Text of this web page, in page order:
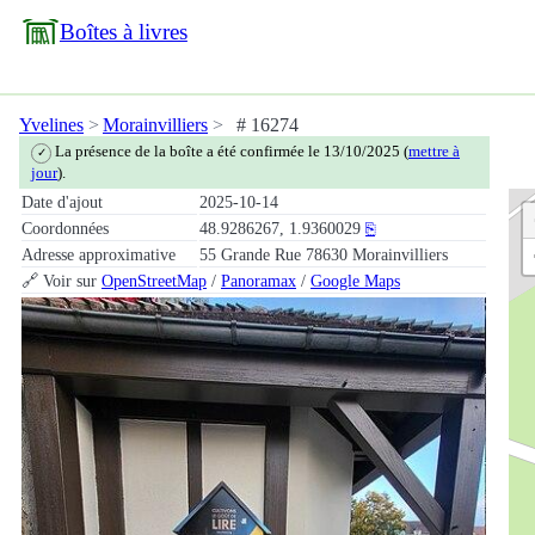
Boîtes à livres
Yvelines Morainvilliers # 16274
✓ La présence de la boîte a été confirmée le 13/10/2025 (mettre à
jour).
Date d'ajout
2025-10-14
Coordonnées
48.9286267, 1.9360029 ⎘
Adresse approximative
55 Grande Rue 78630 Morainvilliers
🔗 Voir sur OpenStreetMap / Panoramax / Google Maps